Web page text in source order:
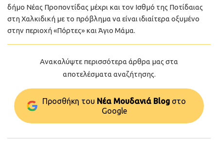
δήμο Νέας Προποντίδας μέχρι και τον Ισθμό της Ποτίδαιας
στη Χαλκιδική με το πρόβλημα να είναι ιδιαίτερα οξυμένο
στην περιοχή «Πόρτες» και Άγιο Μάμα.
Ανακαλύψτε περισσότερα άρθρα μας στα
αποτελέσματα αναζήτησης.
Προσθήκη του Νέα Μουδανιά Blog στo
Google